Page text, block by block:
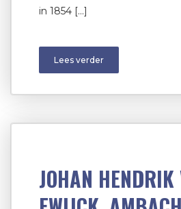
in 1854 […]
Lees verder
JOHAN HENDRIK